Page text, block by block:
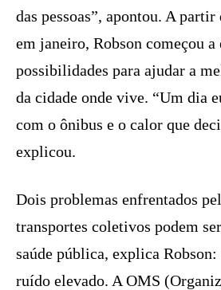
das pessoas”, apontou. A
em janeiro, Robson começou a
possibilidades para ajudar a
da cidade onde vive. “Um dia
com o ônibus e o calor que
explicou.
Dois problemas enfrentados
transportes coletivos podem
saúde pública, explica
ruído elevado. A OMS